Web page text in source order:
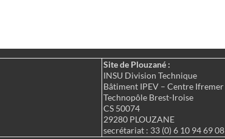
Site de Plouzané :
INSU Division Technique
Bâtiment IPEV – Centre Ifremer
Technopôle Brest-Iroise
CS 50074
29280 PLOUZANE
secrétariat : 33 (0) 6 10 94 69 08